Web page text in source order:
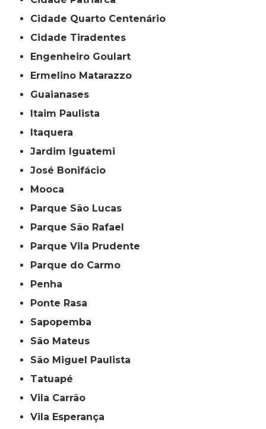
Cidade Quarto Centenário
Cidade Tiradentes
Engenheiro Goulart
Ermelino Matarazzo
Guaianases
Itaim Paulista
Itaquera
Jardim Iguatemi
José Bonifácio
Mooca
Parque São Lucas
Parque São Rafael
Parque Vila Prudente
Parque do Carmo
Penha
Ponte Rasa
Sapopemba
São Mateus
São Miguel Paulista
Tatuapé
Vila Carrão
Vila Esperança